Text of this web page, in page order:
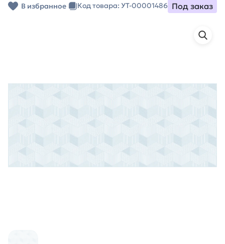
В избранное Код товара: УТ-00001486 Под заказ